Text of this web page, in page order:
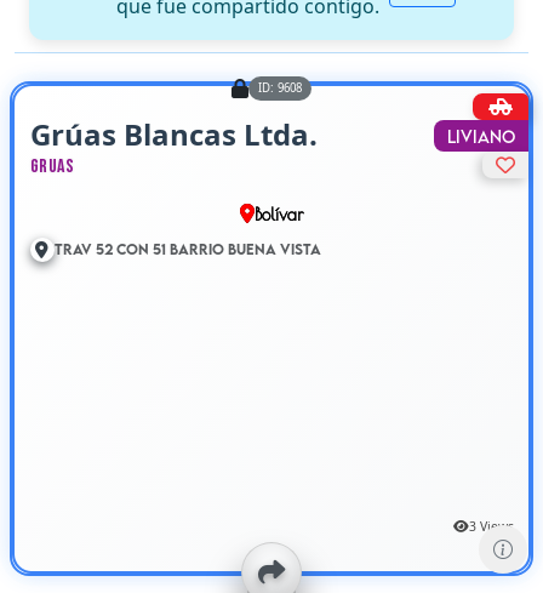
que fue compartido contigo.
ID: 9608
Liviano
Grúas Blancas Ltda.
Gruas
Bolívar
Trav 52 Con 51 Barrio Buena Vista
3 Views